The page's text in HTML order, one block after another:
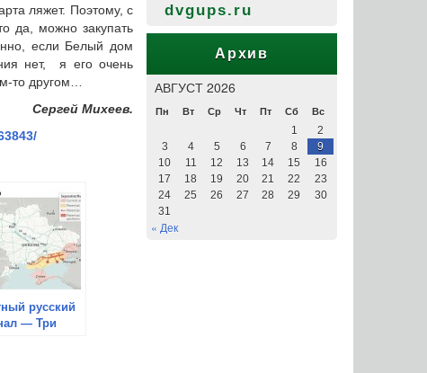
ляжет. Поэтому, с
да, можно закупать
если Белый дом
нет, я его очень
то другом…
Сергей Михеев.
русский
— Три
dvgups.ru
Архив
АВГУСТ 2026
Пн Вт Ср Чт Пт Сб Вс
1
2
3
4 5 6 7 8
9
10
11 12 13 14 15
16
17
18 19 20 21 22
23
24
25 26 27 28 29
30
31
« Дек